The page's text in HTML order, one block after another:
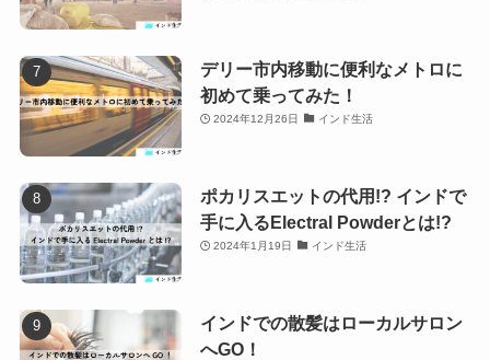
デリー市内移動に便利なメトロに
初めて乗ってみた！
2024年12月26日 インド生活
ポカリスエットの代用!? インドで
手に入るElectral Powderとは!?
2024年1月19日 インド生活
インドでの散髪はローカルサロン
へGO！